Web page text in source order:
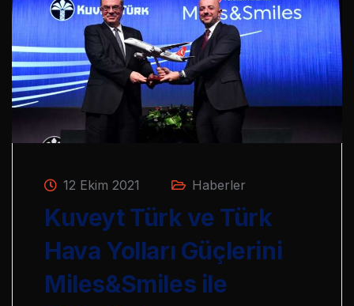
12 Ekim 2021 Haberler
Kuveyt Türk ve Türk
Hava Yolları Güçlerini
Miles&Smiles ile